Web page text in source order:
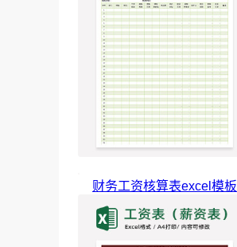
财务工资核算表excel模板